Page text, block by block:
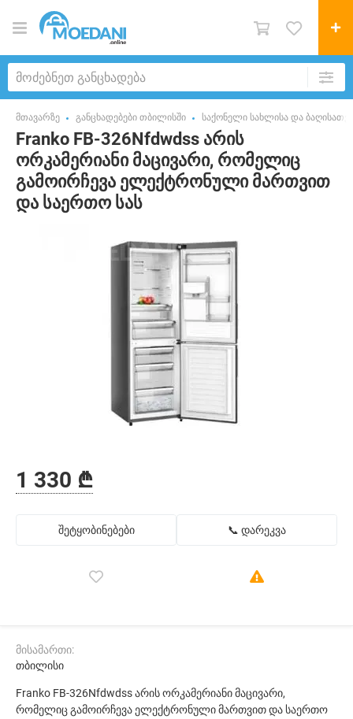
მთავარზე განცხადებები თბილისში საქონელი სახლისა და
Franko FB-326Nfdwdss არის
ორკამერიანი მაცივარი, რომელიც
გამოირჩევა ელექტრონული მართვით
და საერთო სას
1 330 ₾
შეტყობინებები 📞 დარეკვა
მისამართი:
თბილისი
Franko FB-326Nfdwdss არის ორკამერიანი მაცივარი,
რომელიც გამოირჩევა ელექტრონული მართვით და საერთო